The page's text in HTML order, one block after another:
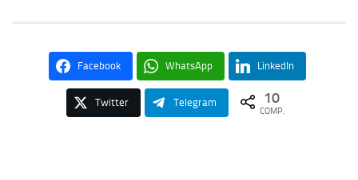
Facebook WhatsApp LinkedIn
Twitter Telegram 10
COMP.